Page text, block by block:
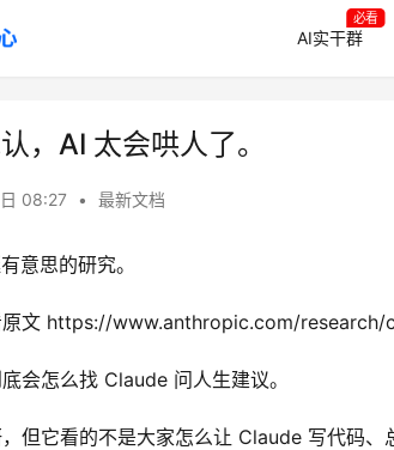
AI实干群
必看
，AI 太会哄人了。
08:27 • 最新文档
意思的研究。
原文 https://www.anthropic.com/research/
会怎么找 Claude 问人生建议。
但它看的不是大家怎么让 Claude 写代码、